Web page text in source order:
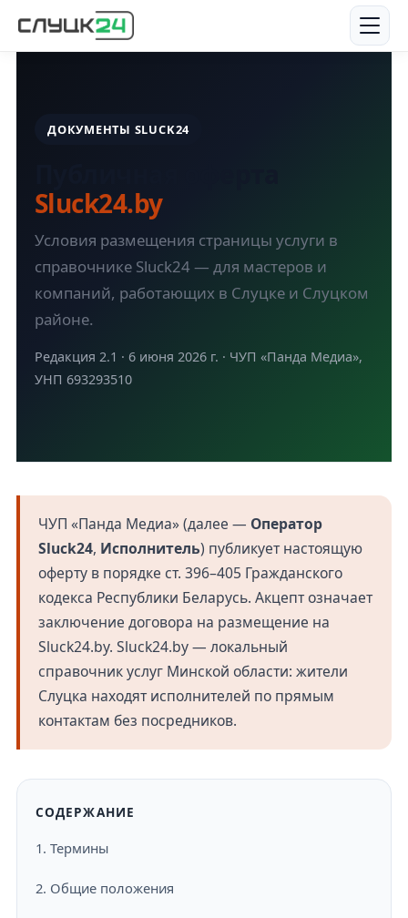
ДОКУМЕНТЫ SLUCK24
Sluck24.by
Условия размещения страницы услуги в
справочнике Sluck24 — для мастеров и
компаний, работающих в Слуцке и Слуцком
районе.
Редакция 2.1 · 6 июня 2026 г. · ЧУП «Панда Медиа»,
УНП 693293510
ЧУП «Панда Медиа» (далее — Оператор
Sluck24, Исполнитель) публикует настоящую
оферту в порядке ст. 396–405 Гражданского
кодекса Республики Беларусь. Акцепт означает
заключение договора на размещение на
Sluck24.by. Sluck24.by — локальный
справочник услуг Минской области: жители
Слуцка находят исполнителей по прямым
контактам без посредников.
СОДЕРЖАНИЕ
1. Термины
2. Общие положения